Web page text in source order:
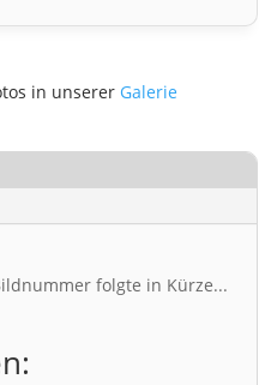
in unserer Galerie
folgte in Kürze...